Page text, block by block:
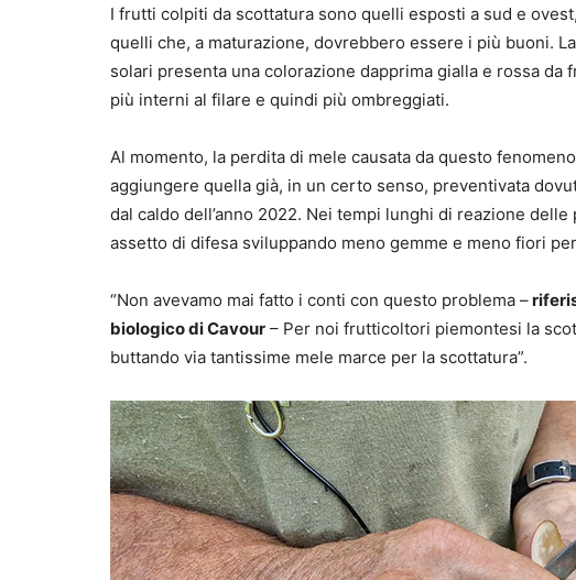
I frutti colpiti da scottatura sono quelli esposti a sud e
quelli che, a maturazione, dovrebbero essere i più buoni.
solari presenta una colorazione dapprima gialla e rossa
più interni al filare e quindi più ombreggiati.
Al momento, la perdita di mele causata da questo
aggiungere quella già, in un certo senso, preventivata
dal caldo dell’anno 2022. Nei tempi lunghi di reazione
assetto di difesa sviluppando meno gemme e meno fiori
“Non avevamo mai fatto i conti con questo problema –
biologico di Cavour – Per noi frutticoltori piemontesi la
buttando via tantissime mele marce per la scottatura”.